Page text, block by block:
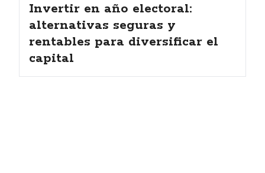
Invertir en año electoral:
alternativas seguras y
rentables para diversificar el
capital